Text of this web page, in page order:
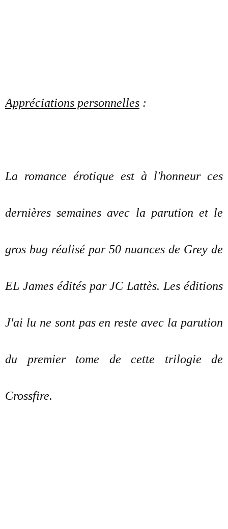
Appréciations personnelles :
La romance érotique est à l'honneur ces
dernières semaines avec la parution et le
gros bug réalisé par 50 nuances de Grey de
EL James édités par JC Lattès. Les éditions
J'ai lu ne sont pas en reste avec la parution
du premier tome de cette trilogie de
Crossfire.